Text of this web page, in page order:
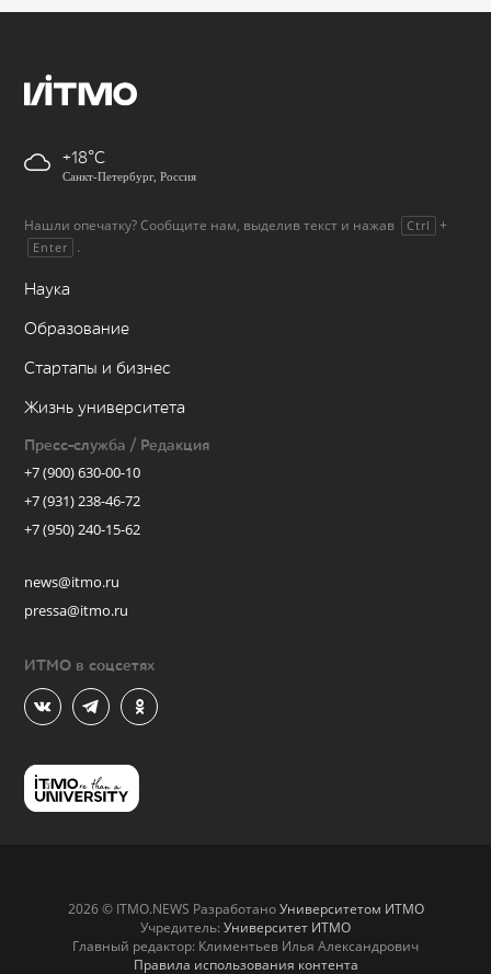
+18
Санкт-Петербург, Россия
Нашли опечатку? Сообщите нам, выделив текст и нажав Ctrl +
Enter .
Наука
Образование
Стартапы и бизнес
Жизнь университета
Пресс-служба / Редакция
+7 (900) 630-00-10
+7 (931) 238-46-72
+7 (950) 240-15-62
news@itmo.ru
pressa@itmo.ru
ИТМО в соцсетях
2026 © ITMO.NEWS РазработаноУниверситетом ИТМО
Учредитель: Университет ИТМО
Главный редактор: Климентьев Илья Александрович
Правила использования контента